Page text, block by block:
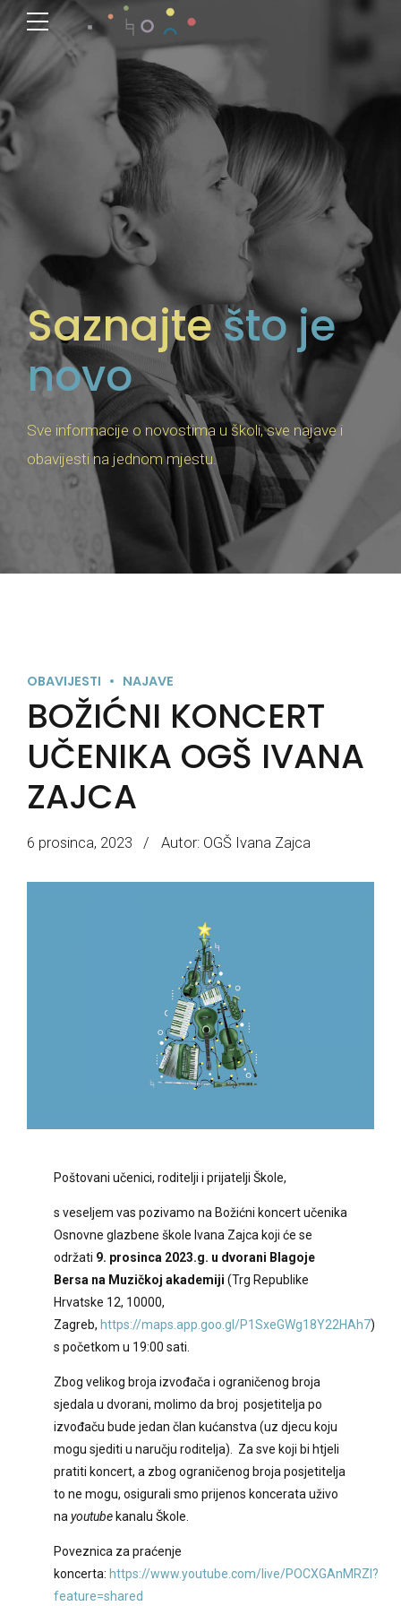
Saznajtešto je
novo
Sve informacije o novostima u školi, sve najave i
obavijesti na jednom mjestu.
OBAVIJESTI NAJAVE
BOŽIĆNI KONCERT
UČENIKA OGŠ IVANA
ZAJCA
6 prosinca, 2023 Autor: OGŠ Ivana Zajca
Poštovani učenici, roditelji i prijatelji Škole,
s veseljem vas pozivamo na Božićni koncert učenika
Osnovne glazbene škole Ivana Zajca koji će se
održati 9. prosinca 2023.g. u dvorani Blagoje
Bersa na Muzičkoj akademiji (Trg Republike
Hrvatske 12, 10000,
Zagreb, https://maps.app.goo.gl/P1SxeGWg18Y22HAh7)
s početkom u 19:00 sati.
Zbog velikog broja izvođača i ograničenog broja
sjedala u dvorani, molimo da broj posjetitelja po
izvođaču bude jedan član kućanstva (uz djecu koju
mogu sjediti u naručju roditelja). Za sve koji bi htjeli
pratiti koncert, a zbog ograničenog broja posjetitelja
to ne mogu, osigurali smo prijenos koncerata uživo
na youtube kanalu Škole.
Poveznica za praćenje
koncerta: https://www.youtube.com/live/POCXGAnMRZI?
feature=shared